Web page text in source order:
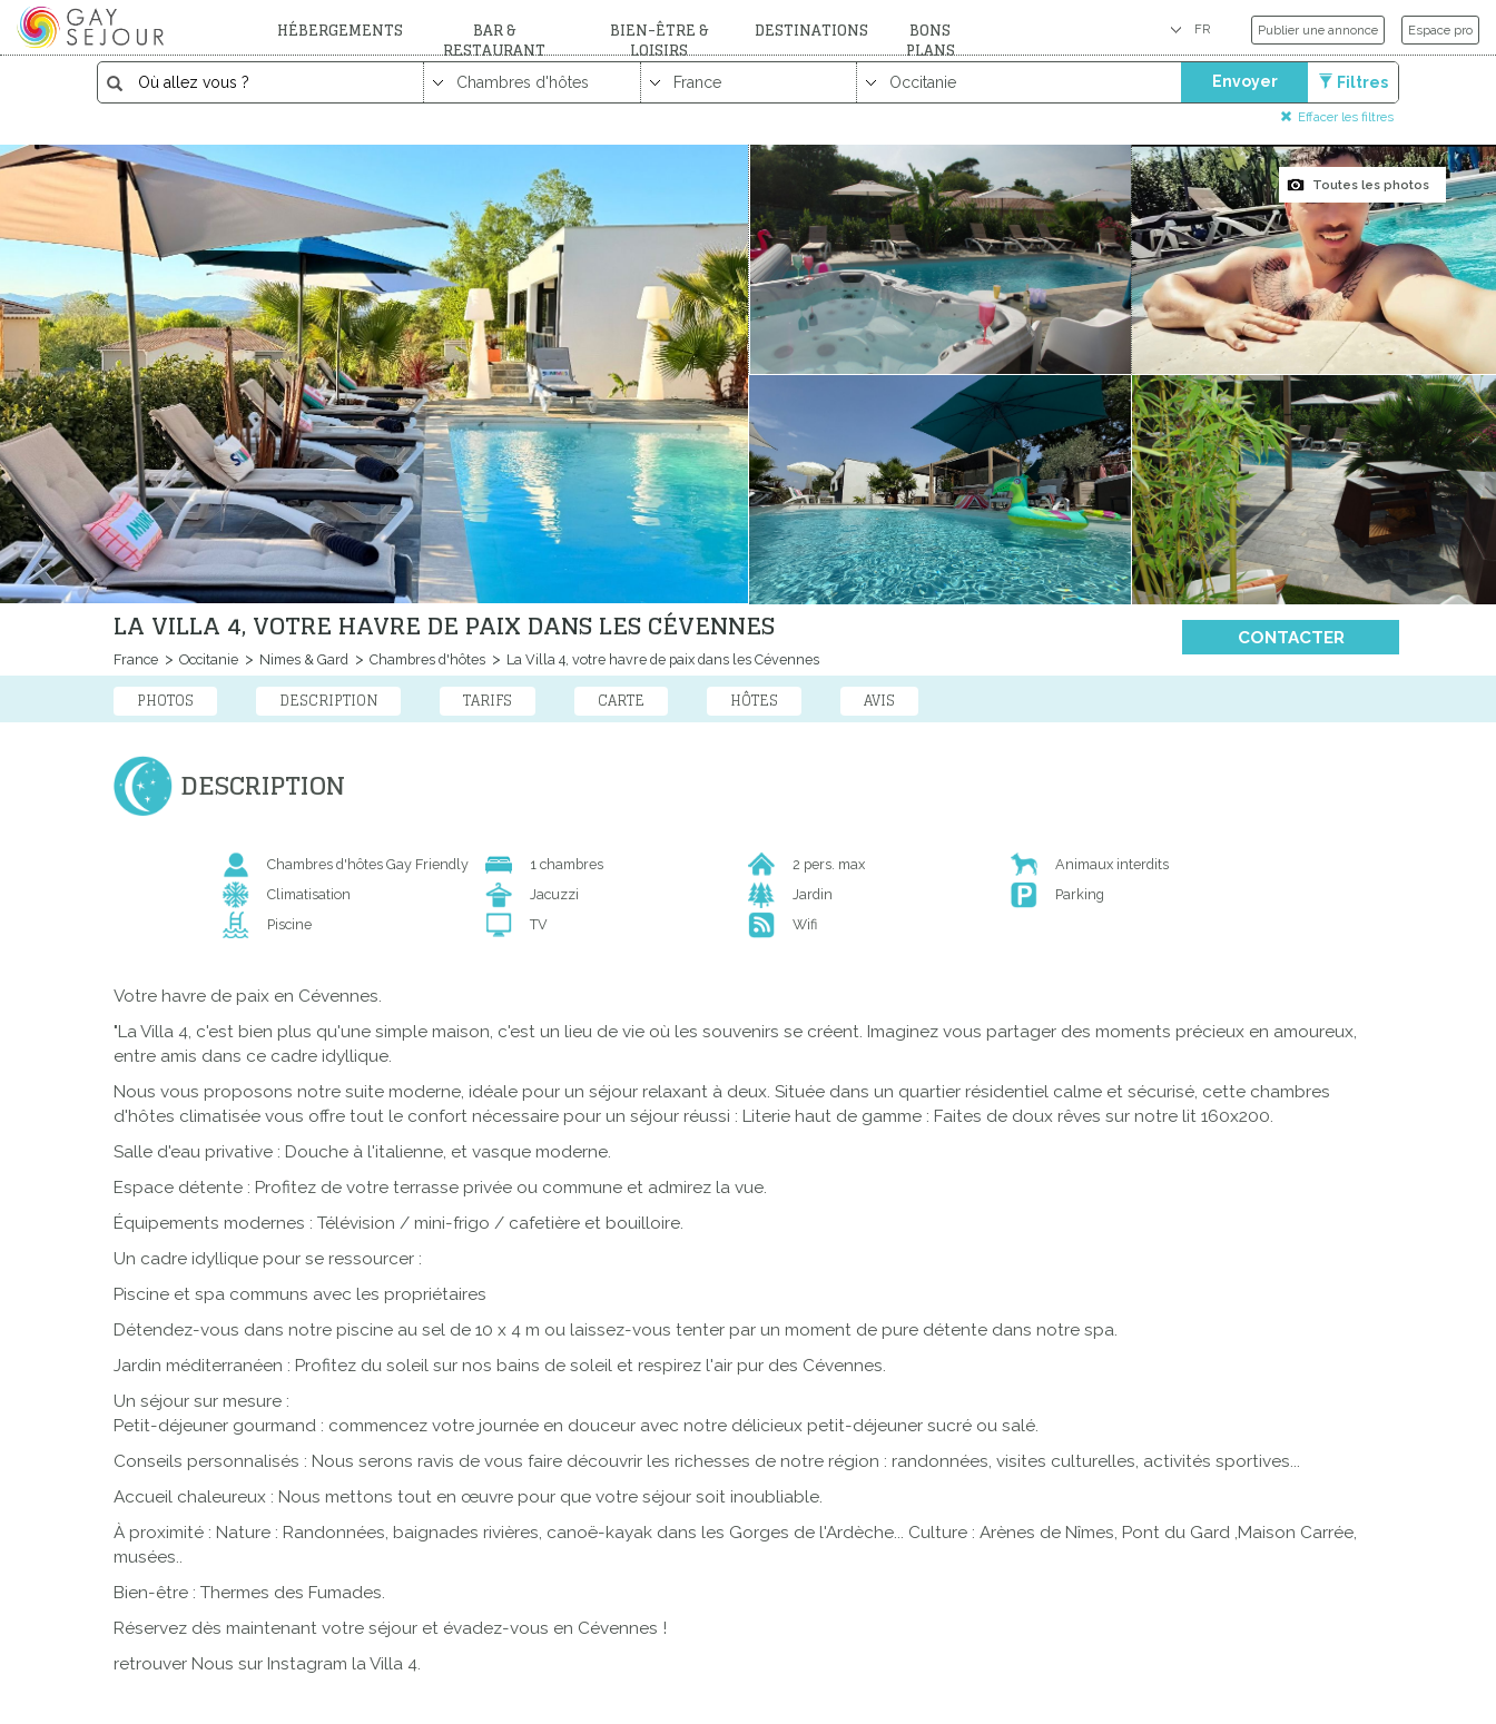
HÉBERGEMENTS BAR &
RESTAURANT
BIEN-ÊTRE &
LOISIRS
DESTINATIONS BONS
PLANS
Publier une annonce Espace pro
Envoyer Filtres
Effacer les filtres
Toutes les photos
LA VILLA 4, VOTRE HAVRE DE PAIX DANS LES CÉVENNES
France Occitanie Nimes & Gard Chambres d'hôtes La Villa 4, votre havre de paix dans les Cévennes
CONTACTER
PHOTOS DESCRIPTION TARIFS CARTE HÔTES AVIS
DESCRIPTION
Chambres d'hôtes Gay Friendly 1 chambres 2 pers. max
Animaux interdits
Climatisation
Jacuzzi Jardin
Parking
Piscine
TV Wifi
Votre havre de paix en Cévennes.
"La Villa 4, c'est bien plus qu'une simple maison, c'est un lieu de vie où les souvenirs se créent. Imaginez vous partager des moments précieux en amoureux,
entre amis dans ce cadre idyllique.
Nous vous proposons notre suite moderne, idéale pour un séjour relaxant à deux. Située dans un quartier résidentiel calme et sécurisé, cette chambres
d'hôtes climatisée vous offre tout le confort nécessaire pour un séjour réussi : Literie haut de gamme : Faites de doux rêves sur notre lit 160x200.
Salle d'eau privative : Douche à l'italienne, et vasque moderne.
Espace détente : Profitez de votre terrasse privée ou commune et admirez la vue.
Équipements modernes : Télévision / mini-frigo / cafetière et bouilloire.
Un cadre idyllique pour se ressourcer :
Piscine et spa communs avec les propriétaires
Détendez-vous dans notre piscine au sel de 10 x 4 m ou laissez-vous tenter par un moment de pure détente dans notre spa.
Jardin méditerranéen : Profitez du soleil sur nos bains de soleil et respirez l'air pur des Cévennes.
Un séjour sur mesure :
Petit-déjeuner gourmand : commencez votre journée en douceur avec notre délicieux petit-déjeuner sucré ou salé.
Conseils personnalisés : Nous serons ravis de vous faire découvrir les richesses de notre région : randonnées, visites culturelles, activités sportives...
Accueil chaleureux : Nous mettons tout en œuvre pour que votre séjour soit inoubliable.
À proximité : Nature : Randonnées, baignades rivières, canoë-kayak dans les Gorges de l'Ardèche... Culture : Arènes de Nîmes, Pont du Gard ,Maison Carrée,
musées..
Bien-être : Thermes des Fumades.
Réservez dès maintenant votre séjour et évadez-vous en Cévennes !
retrouver Nous sur Instagram la Villa 4.